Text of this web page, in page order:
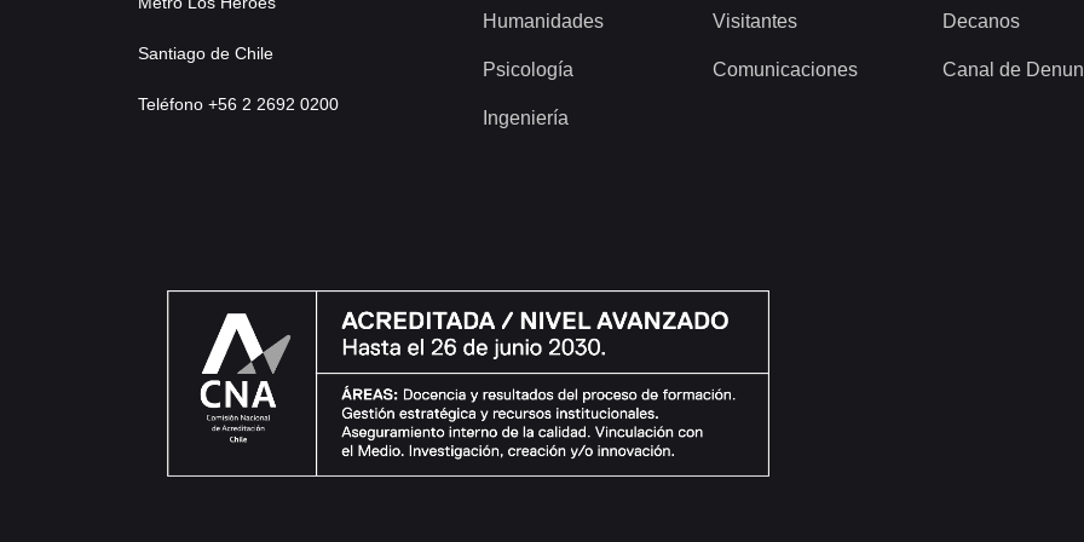
Santiago de Chile
Teléfono +56 2 2692 0200
Humanidades
Psicología
Ingeniería
Visitantes
Comunicaciones
Decanos
Canal de